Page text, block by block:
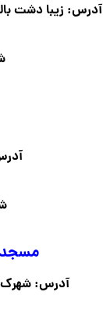
آدرس: زیبا دشت بالا، ۱۶ متری شهید علیزاده، جنب پارک
آدرس: شهرک